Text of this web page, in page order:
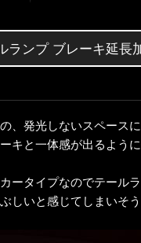
ランプ ブレーキ延長
、発光しないスペース
キと一体感が出るように
ータイプなのでテール
しいと感じてしまいそ